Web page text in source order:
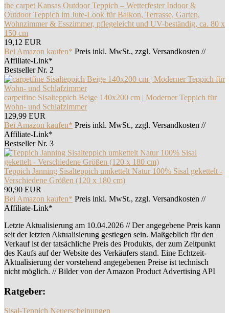
the carpet Kansas Outdoor Teppich – Wetterfester Indoor &
Outdoor Teppich im Jute-Look für Balkon, Terrasse, Garten,
Wohnzimmer & Esszimmer, pflegeleicht und UV-beständig, ca. 80 x
150 cm
19,12 EUR
Bei Amazon kaufen* Preis inkl. MwSt., zzgl. Versandkosten //
Affiliate-Link*
Bestseller Nr. 2
carpetfine Sisalteppich Beige 140x200 cm | Moderner Teppich für
Wohn- und Schlafzimmer
129,99 EUR
Bei Amazon kaufen* Preis inkl. MwSt., zzgl. Versandkosten //
Affiliate-Link*
Bestseller Nr. 3
Teppich Janning Sisalteppich umkettelt Natur 100% Sisal gekettelt -
Verschiedene Größen (120 x 180 cm)
90,90 EUR
Bei Amazon kaufen* Preis inkl. MwSt., zzgl. Versandkosten //
Affiliate-Link*
Letzte Aktualisierung am 10.04.2026 // Der angegebene Preis kann
seit der letzten Aktualisierung gestiegen sein. Maßgeblich für den
Verkauf ist der tatsächliche Preis des Produkts, der zum Zeitpunkt
des Kaufs auf der Website des Verkäufers stand. Eine Echtzeit-
Aktualisierung der vorstehend angegebenen Preise ist technisch
nicht möglich. // Bilder von der Amazon Product Advertising API
Ratgeber:
Sisal-Teppich Neuerscheinungen